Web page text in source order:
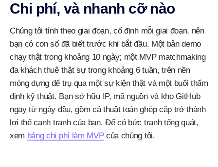
Chi phí, và nhanh cỡ nào
Chúng tôi tính theo giai đoạn, cố định mỗi giai đoạn, nên
bạn có con số đã biết trước khi bắt đầu. Một bản demo
chạy thật trong khoảng 10 ngày; một MVP matchmaking
đa khách thuê thật sự trong khoảng 6 tuần, trên nền
móng dựng để trụ qua một sự kiện thật và một buổi thẩm
định kỹ thuật. Bạn sở hữu IP, mã nguồn và kho GitHub
ngay từ ngày đầu, gồm cả thuật toán ghép cặp trở thành
lợi thế cạnh tranh của bạn. Để có bức tranh tổng quát,
xem bảng chi phí làm MVPcủa chúng tôi.